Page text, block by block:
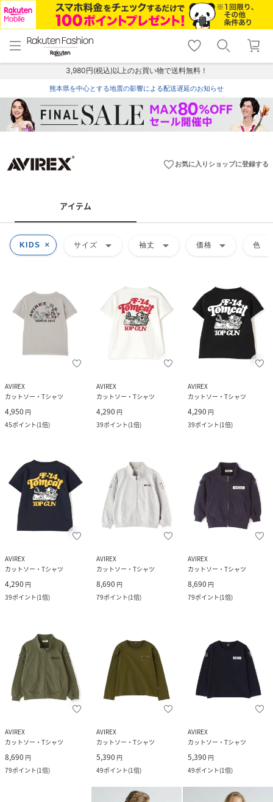
menu home
トップ
shopping_cart lock_outline
ログイン
3,980円(税込)以上のお買い物で送料無料！
熊本県を中心とする地震の影響による配送遅延のお知らせ
favorite_borderお気に入りショップに登録する
アイテム
KIDS サイズ arrow_drop_down 袖丈 arrow_drop_down 価格 arrow_drop_down 色
AVIREX
カットソー・Tシャツ
4,950 円
45ポイント(1倍)
AVIREX
カットソー・Tシャツ
4,290 円
39ポイント(1倍)
AVIREX
カットソー・Tシャツ
4,290 円
39ポイント(1倍)
AVIREX
カットソー・Tシャツ
4,290 円
39ポイント(1倍)
AVIREX
カットソー・Tシャツ
8,690 円
79ポイント(1倍)
AVIREX
カットソー・Tシャツ
8,690 円
79ポイント(1倍)
AVIREX
カットソー・Tシャツ
8,690 円
79ポイント(1倍)
AVIREX
カットソー・Tシャツ
5,390 円
49ポイント(1倍)
AVIREX
カットソー・Tシャツ
5,390 円
49ポイント(1倍)